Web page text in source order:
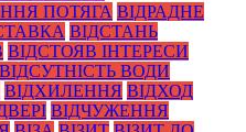
ПОТЯГА ВІДРАДНЕ
ВІДСТАНЬ
ВІДСТОЯВ ІНТЕРЕСИ
ВІДСУТНІСТЬ ВОДИ
ВІДХИЛЕННЯ ВІДХОД
ВІДЧУЖЕННЯ